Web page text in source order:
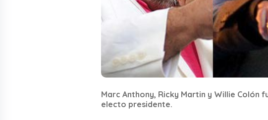
Marc Anthony, Ricky Martin y Willie Colón
electo presidente.